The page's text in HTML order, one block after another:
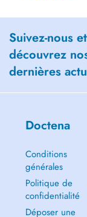
Suivez-nous et
découvrez
dernières
Doctena
Conditions
générales
Politique de
confidentialité
Déposer une